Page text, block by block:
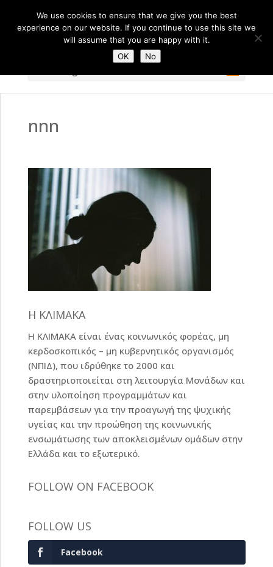
nnn
Η ΚΛΙΜΑΚΑ
Η ΚΛΙΜΑΚΑ είναι ένας κοινωνικός φορέας, μη
κερδοσκοπικός – μη κυβερνητικός οργανισμός
(ΝΠΙΔ), που ιδρύθηκε το 2000 και
δραστηριοποιείται στη λειτουργία Μονάδων και
στην υλοποίηση προγραμμάτων και
παρεμβάσεων για την προαγωγή της ψυχικής
υγείας και την προώθηση της κοινωνικής
ενσωμάτωσης των αποκλεισμένων ομάδων στην
Ελλάδα και το εξωτερικό.
FOLLOW ON FACEBOOK
FOLLOW US
Facebook
We use cookies to ensure that we give you the best
experience on our website. If you continue to use this site we
will assume that you are happy with it.
OK
No